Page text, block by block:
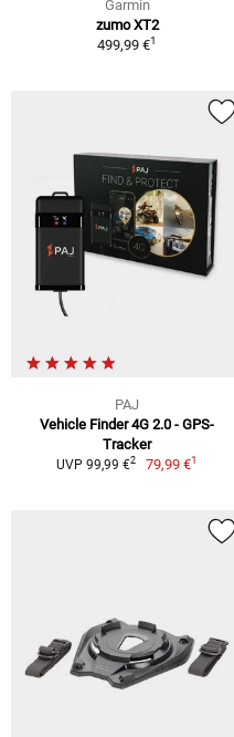
Garmin
zumo XT2
499,99 €1
PAJ
Vehicle Finder 4G 2.0 - GPS-
Tracker
UVP 99,99 €2 79,99 €1